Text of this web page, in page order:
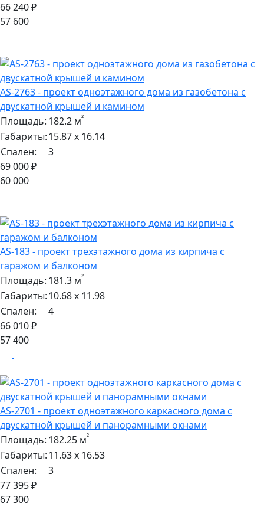
66 240 ₽
57 600
AS-2763 - проект одноэтажного дома из газобетона с
двускатной крышей и камином
Площадь: 182.2 м²
Габариты:15.87 х 16.14
Спален:
3
69 000 ₽
60 000
AS-183 - проект трехэтажного дома из кирпича с
гаражом и балконом
Площадь: 181.3 м²
Габариты:10.68 х 11.98
Спален:
4
66 010 ₽
57 400
AS-2701 - проект одноэтажного каркасного дома с
двускатной крышей и панорамными окнами
Площадь: 182.25 м²
Габариты:11.63 х 16.53
Спален:
3
77 395 ₽
67 300